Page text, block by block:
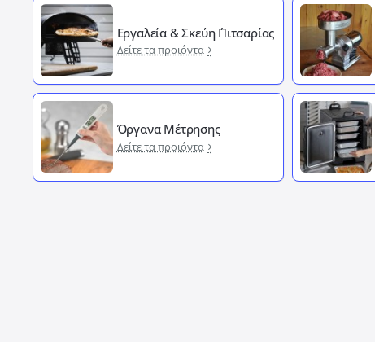
Εργαλεία & Σκεύη ΄Πιτσαρίας
Δείτε τα προιόντα
Όργανα Μέτρησης
Δείτε τα προιόντα